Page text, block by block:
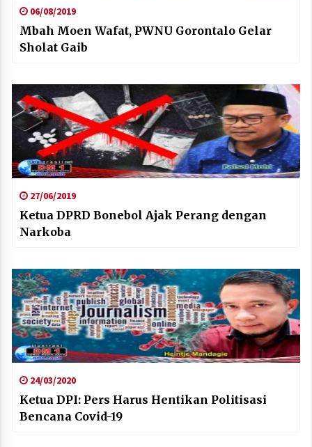
06/08/2019
Mbah Moen Wafat, PWNU Gorontalo Gelar
Sholat Gaib
27/06/2019
Ketua DPRD Bonebol Ajak Perang dengan
Narkoba
24/03/2020
Ketua DPI: Pers Harus Hentikan Politisasi
Bencana Covid-19